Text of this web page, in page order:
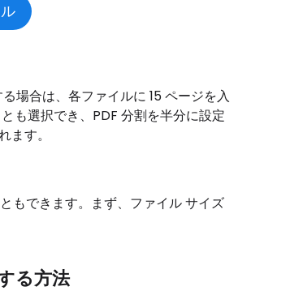
場合は、各ファイルに 15 ページを入
も選択でき、PDF 分割を半分に設定
す。
もできます。まず、ファイル サイズ
る方法